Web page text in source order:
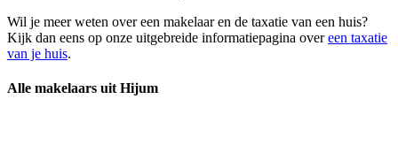
Wil je meer weten over een makelaar en de taxatie van een huis?
Kijk dan eens op onze uitgebreide informatiepagina overeen taxatie
van je huis.
Alle makelaars uit Hijum